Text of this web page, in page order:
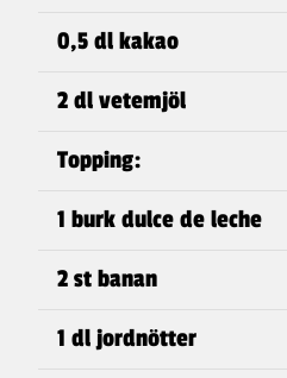
0,5 dl kakao
2 dl vetemjöl
Topping:
1 burk dulce de leche
2 st banan
1 dl jordnötter